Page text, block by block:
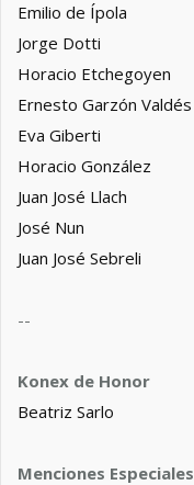
Emilio de Ípola
Jorge Dotti
Horacio Etchegoyen
Ernesto Garzón Valdés
Eva Giberti
Horacio González
Juan José Llach
José Nun
Juan José Sebreli
--
Konex de Honor
Beatriz Sarlo
Menciones Especiales